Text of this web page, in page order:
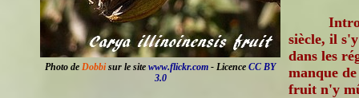
Photo de Dobbi sur le site www.flickr.com - Licence CC BY
3.0
siècle, il
dans les
manque
fruit n'y